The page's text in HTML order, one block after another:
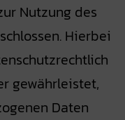
Nutzung des
Hierbei
gewährleistet,
Daten